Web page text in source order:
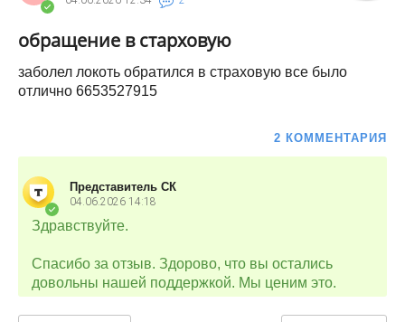
обращение в старховую
заболел локоть обратился в страховую все было
отлично 6653527915
2 КОММЕНТАРИЯ
Представитель СК
04.06.2026 14:18
Здравствуйте.
Спасибо за отзыв. Здорово, что вы остались
довольны нашей поддержкой. Мы ценим это.